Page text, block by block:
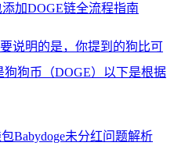
添加DOGE链全流程指南
说明的是，你提到的狗比可
狗币（DOGE）以下是根据
Babydoge未分红问题解析